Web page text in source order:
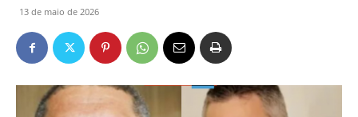
13 de maio de 2026